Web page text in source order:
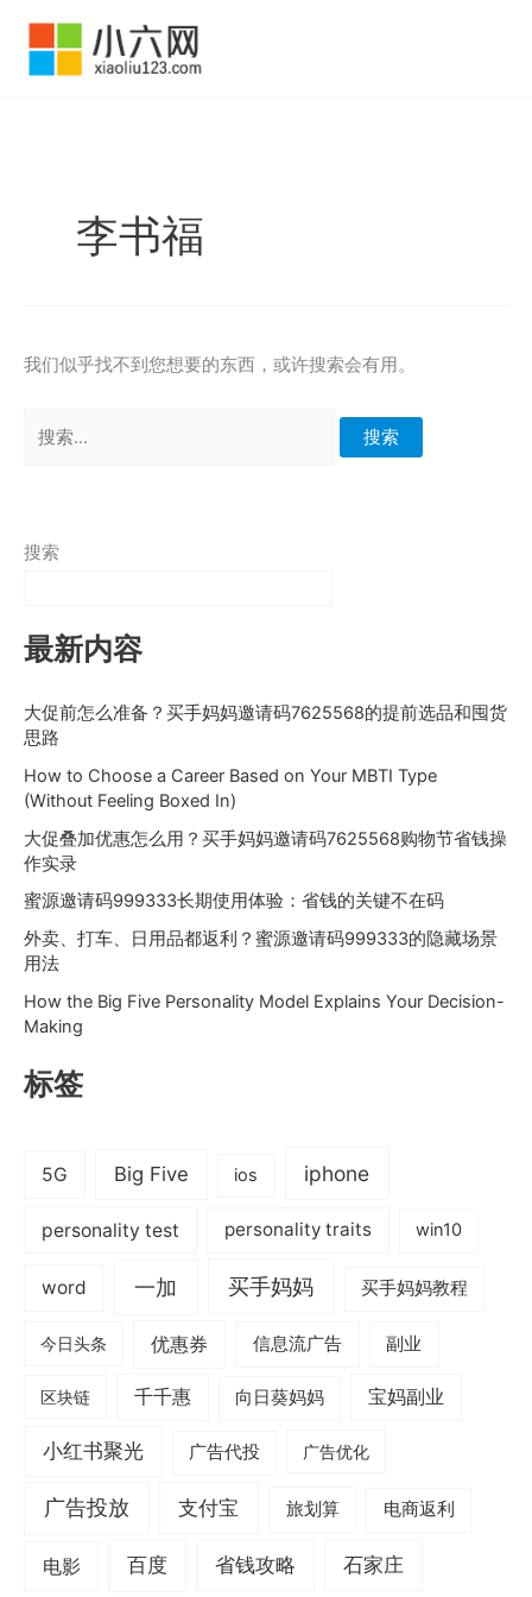
李书福
我们似乎找不到您想要的东西，或许搜索会有用。
索：
搜索
最新内容
大促前怎么准备？买手妈妈邀请码7625568的提前选品和囤货
思路
How to Choose a Career Based on Your MBTI Type
(Without Feeling Boxed In)
大促叠加优惠怎么用？买手妈妈邀请码7625568购物节省钱操
作实录
蜜源邀请码999333长期使用体验：省钱的关键不在码
外卖、打车、日用品都返利？蜜源邀请码999333的隐藏场景
用法
How the Big Five Personality Model Explains Your Decision-
Making
标签
5G Big Five ios iphone
personality test personality traits win10
word 一加 买手妈妈 买手妈妈教程
今日头条 优惠券 信息流广告 副业
区块链 千千惠 向日葵妈妈 宝妈副业
小红书聚光 广告代投 广告优化
广告投放 支付宝 旅划算 电商返利
电影 百度 省钱攻略 石家庄